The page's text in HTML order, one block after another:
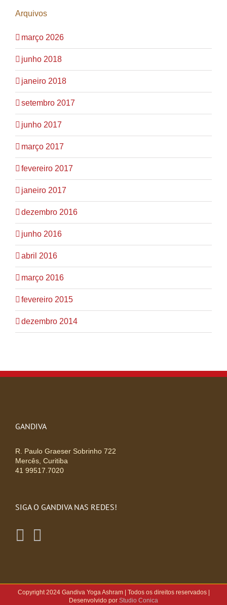
Arquivos
março 2026
junho 2018
janeiro 2018
setembro 2017
junho 2017
março 2017
fevereiro 2017
janeiro 2017
dezembro 2016
junho 2016
abril 2016
março 2016
fevereiro 2015
dezembro 2014
GANDIVA
R. Paulo Graeser Sobrinho 722
Mercês, Curitiba
41 99517.7020
SIGA O GANDIVA NAS REDES!
Copyright 2024 Gandiva Yoga Ashram | Todos os direitos reservados |
Desenvolvido por Studio Conica